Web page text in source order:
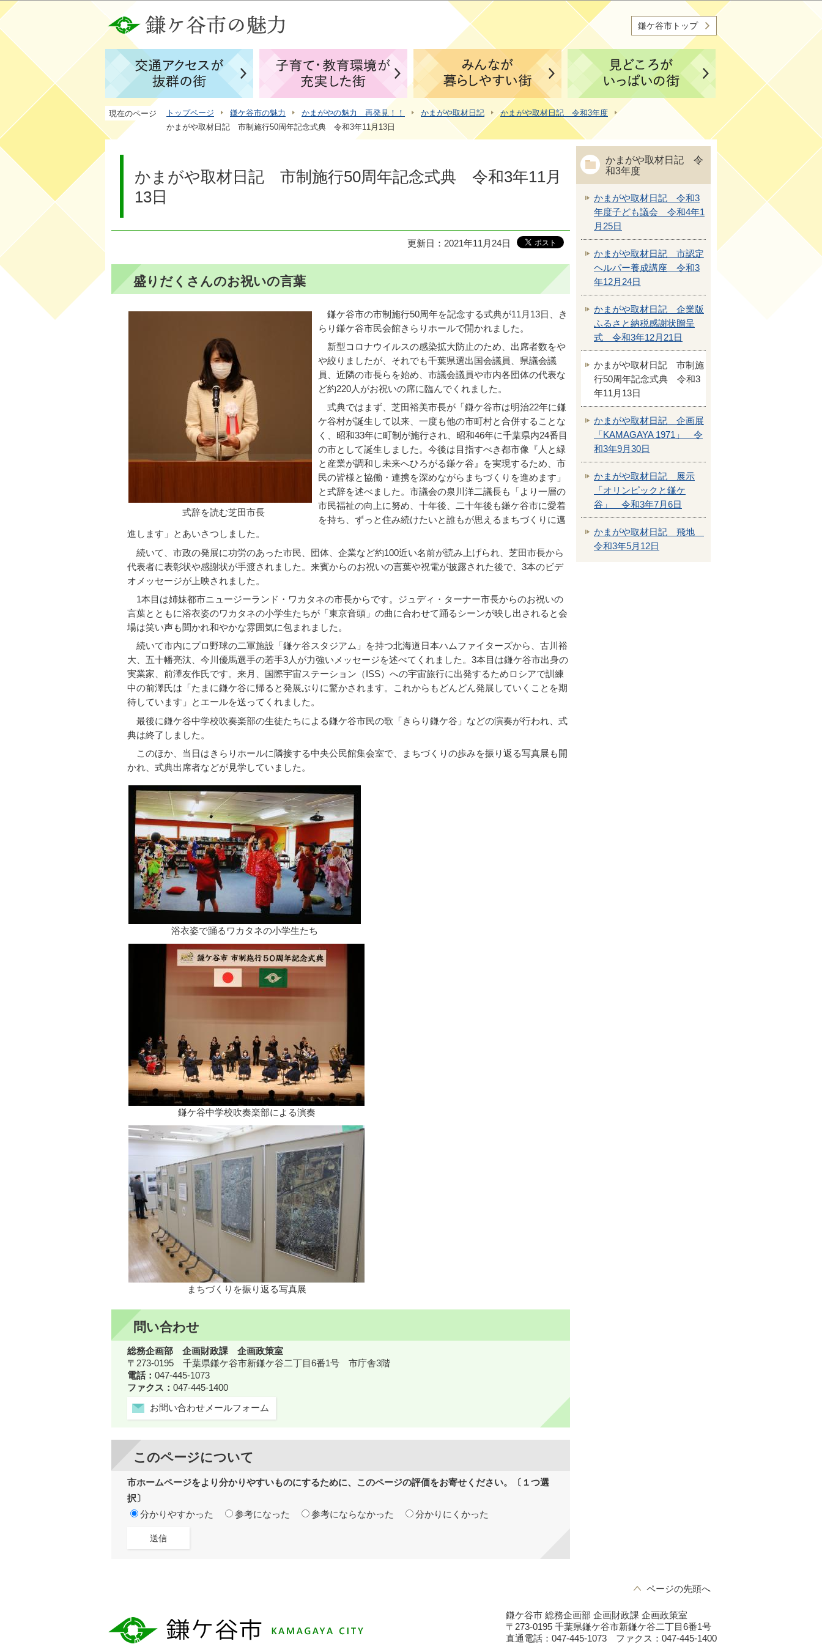
このページの本文へ移動
鎌ケ谷市トップ
現在のページ トップページ 鎌ケ谷市の魅力 かまがやの魅力 再発見！！ かまがや取材日記
かまがや取材日記 令和3年度
かまがや取材日記 市制施行50周年記念式典 令和3年11月13日
かまがや取材日記 市制施行50周年記念式典 令和3年11月
13日
更新日：2021年11月24日
盛りだくさんのお祝いの言葉
式辞を読む芝田市長
鎌ケ谷市の市制施行50周年を記念する式典が11月13日、き
らり鎌ケ谷市民会館きらりホールで開かれました。
新型コロナウイルスの感染拡大防止のため、出席者数をや
や絞りましたが、それでも千葉県選出国会議員、県議会議
員、近隣の市長らを始め、市議会議員や市内各団体の代表な
ど約220人がお祝いの席に臨んでくれました。
式典ではまず、芝田裕美市長が「鎌ケ谷市は明治22年に鎌
ケ谷村が誕生して以来、一度も他の市町村と合併することな
く、昭和33年に町制が施行され、昭和46年に千葉県内24番目
の市として誕生しました。今後は目指すべき都市像『人と緑
と産業が調和し未来へひろがる鎌ケ谷』を実現するため、市
民の皆様と協働・連携を深めながらまちづくりを進めます」
と式辞を述べました。市議会の泉川洋二議長も「より一層の
市民福祉の向上に努め、十年後、二十年後も鎌ケ谷市に愛着
を持ち、ずっと住み続けたいと誰もが思えるまちづくりに邁
進します」とあいさつしました。
続いて、市政の発展に功労のあった市民、団体、企業など約100近い名前が読み上げられ、芝田市長から
代表者に表彰状や感謝状が手渡されました。来賓からのお祝いの言葉や祝電が披露された後で、3本のビデ
オメッセージが上映されました。
1本目は姉妹都市ニュージーランド・ワカタネの市長からです。ジュディ・ターナー市長からのお祝いの
言葉とともに浴衣姿のワカタネの小学生たちが「東京音頭」の曲に合わせて踊るシーンが映し出されると会
場は笑い声も聞かれ和やかな雰囲気に包まれました。
続いて市内にプロ野球の二軍施設「鎌ケ谷スタジアム」を持つ北海道日本ハムファイターズから、古川裕
大、五十幡亮汰、今川優馬選手の若手3人が力強いメッセージを述べてくれました。3本目は鎌ケ谷市出身の
実業家、前澤友作氏です。来月、国際宇宙ステーション（ISS）への宇宙旅行に出発するためロシアで訓練
中の前澤氏は「たまに鎌ケ谷に帰ると発展ぶりに驚かされます。これからもどんどん発展していくことを期
待しています」とエールを送ってくれました。
最後に鎌ケ谷中学校吹奏楽部の生徒たちによる鎌ケ谷市民の歌「きらり鎌ケ谷」などの演奏が行われ、式
典は終了しました。
このほか、当日はきらりホールに隣接する中央公民館集会室で、まちづくりの歩みを振り返る写真展も開
かれ、式典出席者などが見学していました。
浴衣姿で踊るワカタネの小学生たち
鎌ケ谷中学校吹奏楽部による演奏
まちづくりを振り返る写真展
問い合わせ
総務企画部 企画財政課 企画政策室
〒273-0195 千葉県鎌ケ谷市新鎌ケ谷二丁目6番1号 市庁舎3階
電話： 047-445-1073
ファクス： 047-445-1400
お問い合わせメールフォーム
このページについて
市ホームページをより分かりやすいものにするために、このページの評価をお寄せください。〔１つ選
択〕
分かりやすかった
参考になった 参考にならなかった 分かりにくかった
かまがや取材日記 令
和3年度
かまがや取材日記 令和3
年度子ども議会 令和4年1
月25日
かまがや取材日記 市認定
ヘルパー養成講座 令和3
年12月24日
かまがや取材日記 企業版
ふるさと納税感謝状贈呈
式 令和3年12月21日
かまがや取材日記 市制施
行50周年記念式典 令和3
年11月13日
かまがや取材日記 企画展
「KAMAGAYA 1971」 令
和3年9月30日
かまがや取材日記 展示
「オリンピックと鎌ケ
谷」 令和3年7月6日
かまがや取材日記 飛地
令和3年5月12日
ページの先頭へ
鎌ケ谷市 総務企画部 企画財政課 企画政策室
〒273-0195 千葉県鎌ケ谷市新鎌ケ谷二丁目6番1号
直通電話：047-445-1073 ファクス：047-445-1400